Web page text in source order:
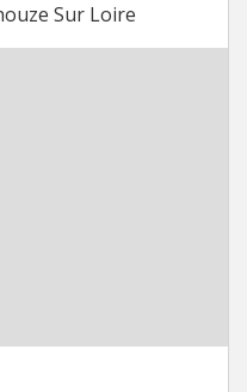
Sur Loire